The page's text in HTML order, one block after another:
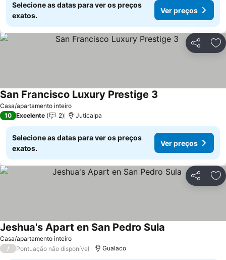
Selecione as datas para ver os preços
exatos.
Ver preços
Partilhar
Casa/apartamento inteiro
San Francisco Luxury Prestige 3
10 Excelente 2 Juticalpa
Selecione as datas para ver os preços
exatos.
Ver preços
Partilhar
Casa/apartamento inteiro
Jeshua's Apart en San Pedro Sula
/ Pontuação não disponível Gualaco